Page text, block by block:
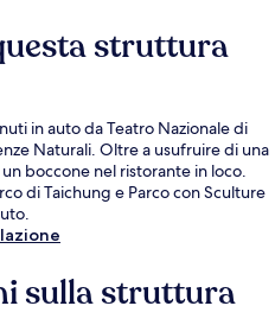
struttura
in auto da Teatro Nazionale di
Naturali. Oltre a usufruire di una
boccone nel ristorante in loco.
di Taichung e Parco con Sculture
sulla struttura